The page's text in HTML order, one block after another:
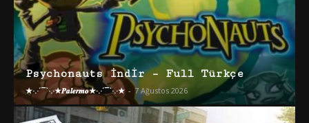
Psychonauts İndir – Full Türkçe
★·.·´¯`·.·★𝑷𝒂𝒍𝒆𝒓𝒎𝒐★·.·´¯`·.·★ - 7 Ağustos 2026